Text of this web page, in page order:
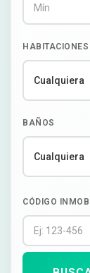
HABITACIONES
BAÑOS
CÓDIGO